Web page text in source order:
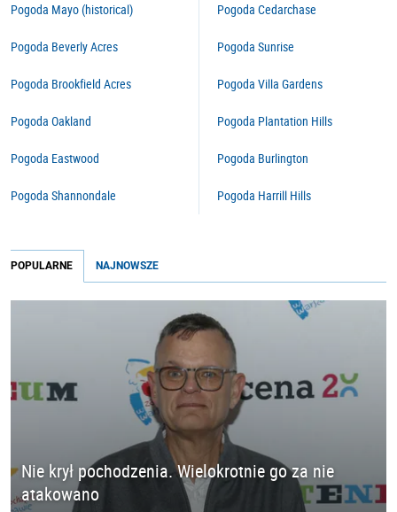
Pogoda Mayo (historical)
Pogoda Beverly Acres
Pogoda Brookfield Acres
Pogoda Oakland
Pogoda Eastwood
Pogoda Shannondale
Pogoda Cedarchase
Pogoda Sunrise
Pogoda Villa Gardens
Pogoda Plantation Hills
Pogoda Burlington
Pogoda Harrill Hills
POPULARNE NAJNOWSZE
Nie krył pochodzenia. Wielokrotnie go za nie
atakowano